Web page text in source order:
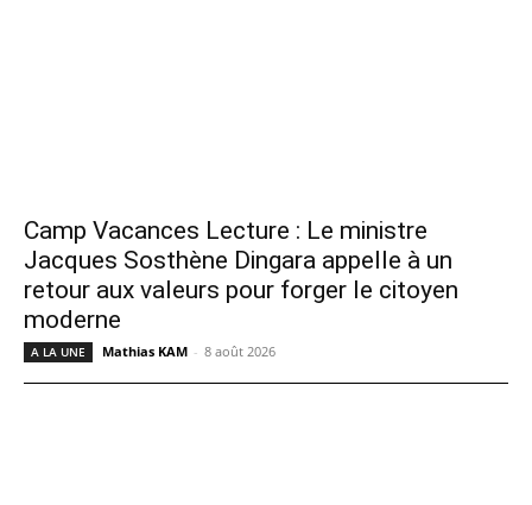
Camp Vacances Lecture : Le ministre
Jacques Sosthène Dingara appelle à un
retour aux valeurs pour forger le citoyen
moderne
A LA UNE Mathias KAM - 8 août 2026